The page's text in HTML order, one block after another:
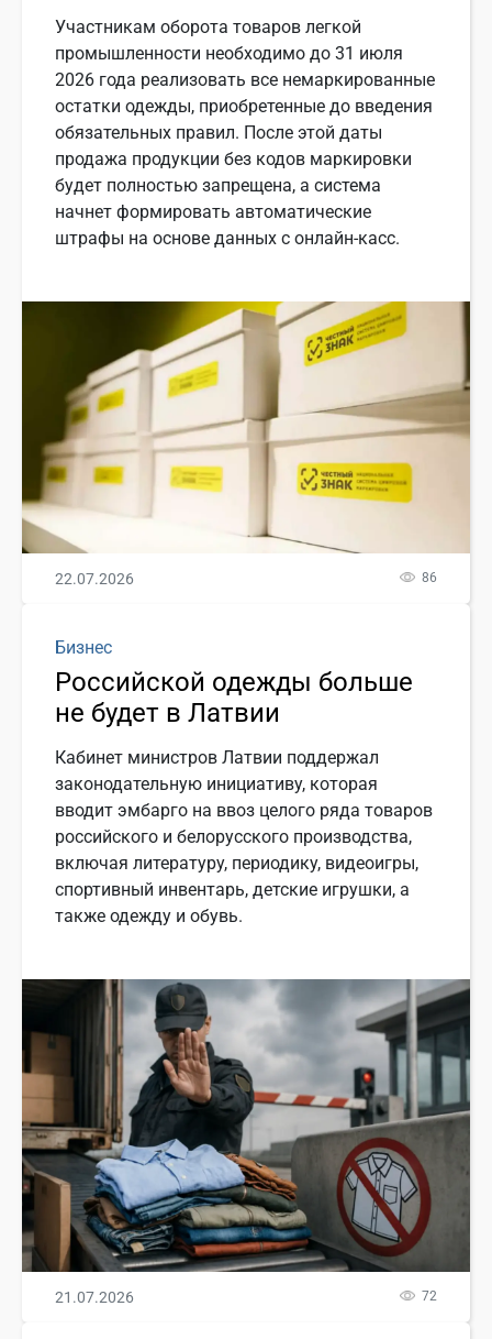
Участникам оборота товаров легкой
промышленности необходимо до 31 июля
2026 года реализовать все немаркированные
остатки одежды, приобретенные до введения
обязательных правил. После этой даты
продажа продукции без кодов маркировки
будет полностью запрещена, а система
начнет формировать автоматические
штрафы на основе данных с онлайн-касс.
22.07.2026 86
Бизнес
Российской одежды больше
не будет в Латвии
Кабинет министров Латвии поддержал
законодательную инициативу, которая
вводит эмбарго на ввоз целого ряда товаров
российского и белорусского производства,
включая литературу, периодику, видеоигры,
спортивный инвентарь, детские игрушки, а
также одежду и обувь.
21.07.2026 72